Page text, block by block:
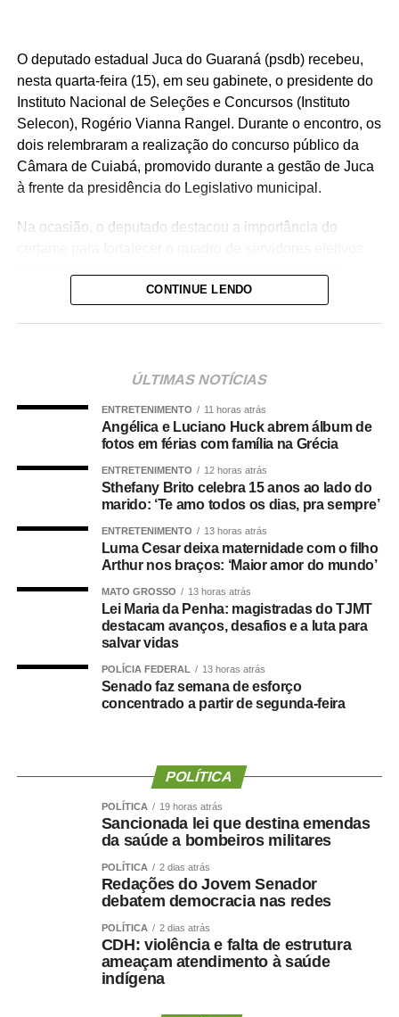
O deputado estadual Juca do Guaraná (psdb) recebeu,
nesta quarta-feira (15), em seu gabinete, o presidente do
Instituto Nacional de Seleções e Concursos (Instituto
Selecon), Rogério Vianna Rangel. Durante o encontro, os
dois relembraram a realização do concurso público da
Câmara de Cuiabá, promovido durante a gestão de Juca
à frente da presidência do Legislativo municipal.
Na ocasião, o deputado destacou a importância do
Cuiabá, que é de todos nós mato-grossenses, o
vagas e formação de cadastro de reserva para cargos de
níveis médio e superior, contemplando funções como
confiança depositada no Instituto Selecon e destacou a
forma como o processo foi conduzido.
“Eu, em nome do Selecon, também agradeço ao
deputado porque, de fato, fizemos um concurso histórico,
graças à oportunidade que o Juca nos deu para
presidente da instituição.
Ao final do encontro, Juca reforçou a importância da
valorização do serviço público por meio de concursos
igualdade de oportunidades para todos os candidatos.
COMENTE ABAIXO:
CONTINUE LENDO
ÚLTIMAS NOTÍCIAS
ENTRETENIMENTO 11 horas atrás
Angélica e Luciano Huck abrem álbum de
fotos em férias com família na Grécia
ENTRETENIMENTO 12 horas atrás
Sthefany Brito celebra 15 anos ao lado do
marido: ‘Te amo todos os dias, pra sempre’
ENTRETENIMENTO 13 horas atrás
Luma Cesar deixa maternidade com o filho
Arthur nos braços: ‘Maior amor do mundo’
MATO GROSSO 13 horas atrás
Lei Maria da Penha: magistradas do TJMT
destacam avanços, desafios e a luta para
salvar vidas
POLÍCIA FEDERAL 13 horas atrás
Senado faz semana de esforço
concentrado a partir de segunda-feira
POLÍTICA
POLÍTICA 19 horas atrás
Sancionada lei que destina emendas
da saúde a bombeiros militares
POLÍTICA 2 dias atrás
Redações do Jovem Senador
debatem democracia nas redes
POLÍTICA 2 dias atrás
CDH: violência e falta de estrutura
ameaçam atendimento à saúde
indígena